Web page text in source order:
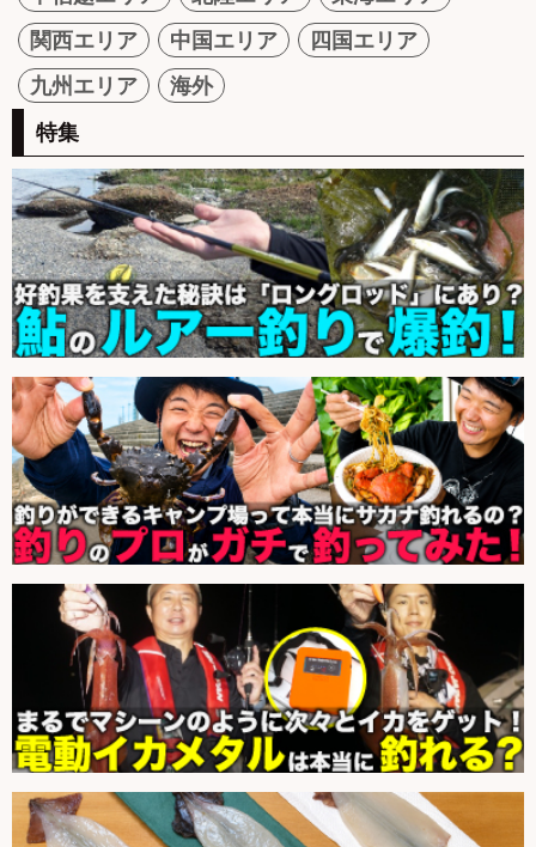
関西エリア
中国エリア
四国エリア
九州エリア
海外
特集